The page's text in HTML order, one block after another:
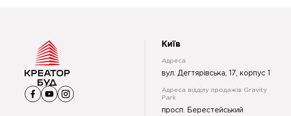
Київ
Адреса
вул. Дегтярівська, 17, корпус 1
Адреса відділу продажів Gravity
Park
просп. Берестейський